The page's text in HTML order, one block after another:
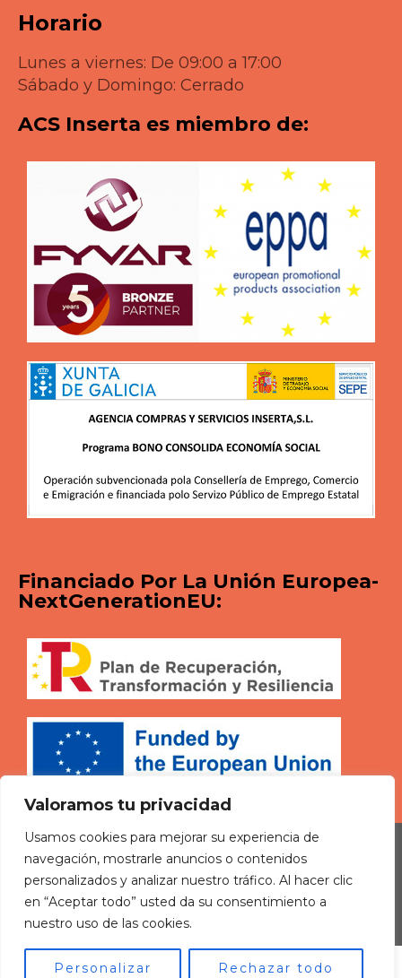
Valoramos tu privacidad
Usamos cookies para mejorar su experiencia de
navegación, mostrarle anuncios o contenidos
personalizados y analizar nuestro tráfico. Al hacer clic
en “Aceptar todo” usted da su consentimiento a
nuestro uso de las cookies.
Personalizar Rechazar todo
Horario
Lunes a viernes: De 09:00 a 17:00
Sábado y Domingo: Cerrado
ACS Inserta es miembro de:
Financiado Por La Unión Europea-
NextGenerationEU:
Cumple Nivel AAA de Accesibilidad
Accesibilidad
Centro Especial de Empleo de Iniciativa Social Núm.